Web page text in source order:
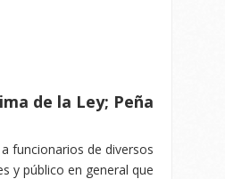
de la Ley; Peña
funcionarios de diversos
y público en general que